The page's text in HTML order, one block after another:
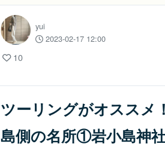
yui
2023-02-17 12:00
10
ツーリングがオススメ
島側の名所①岩小島神